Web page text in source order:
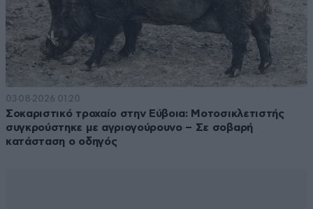
03·08·2026 01:20
Σοκαριστικό τροχαίο στην Εύβοια: Μοτοσικλετιστής
συγκρούστηκε με αγριογούρουνο – Σε σοβαρή
κατάσταση ο οδηγός